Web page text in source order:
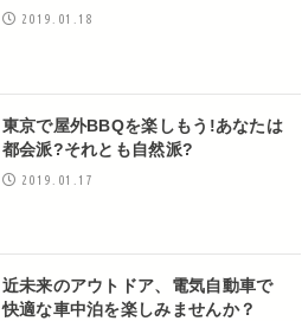
2019.01.18
東京で屋外BBQを楽しもう!あなたは
都会派?それとも自然派?
2019.01.17
近未来のアウトドア、電気自動車で
快適な車中泊を楽しみませんか？